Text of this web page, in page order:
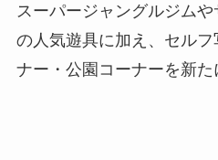
スーパージャングルジム
の人気遊具に加え、セル
ナー・公園コーナーを新た